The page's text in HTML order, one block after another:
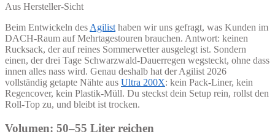
Aus Hersteller-Sicht
Beim Entwickeln des Agilist haben wir uns gefragt, was Kunden im
DACH-Raum auf Mehrtagestouren brauchen. Antwort: keinen
Rucksack, der auf reines Sommerwetter ausgelegt ist. Sondern
einen, der drei Tage Schwarzwald-Dauerregen wegsteckt, ohne dass
innen alles nass wird. Genau deshalb hat der Agilist 2026
vollständig getapte Nähte aus Ultra 200X: kein Pack-Liner, kein
Regencover, kein Plastik-Müll. Du steckst dein Setup rein, rollst den
Roll-Top zu, und bleibt ist trocken.
Volumen: 50–55 Liter reichen